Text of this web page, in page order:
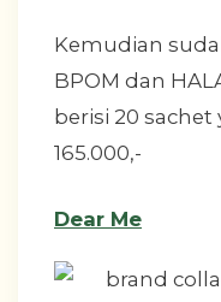
Kemudian
BPOM dan
berisi 20
165.000,-
Dear Me